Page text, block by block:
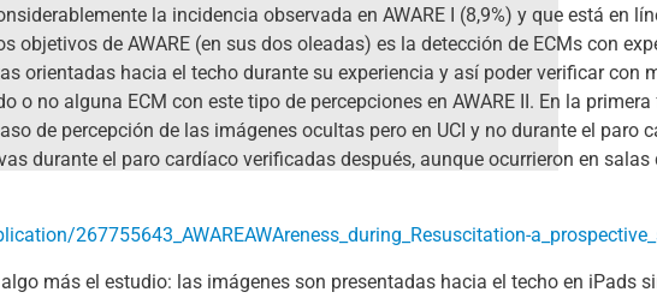
la incidencia observada en AWARE I (8,9%) y que está en
objetivos de AWARE (en sus dos oleadas) es la detección de ECMs con
orientadas hacia el techo durante su experiencia y así poder verificar con
o no alguna ECM con este tipo de percepciones en AWARE II. En la
de percepción de las imágenes ocultas pero en UCI y no durante el paro
durante el paro cardíaco verificadas después, aunque ocurrieron en
267755643_AWAREAWAreness_during_Resuscitation-
más el estudio: las imágenes son presentadas hacia el techo en iPads